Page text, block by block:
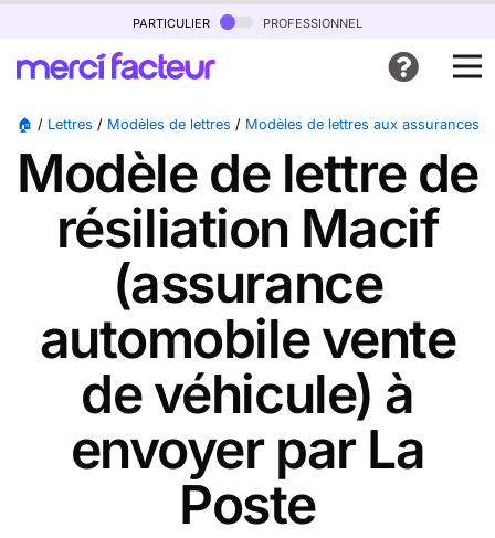
particulier professionnel
🏠 / Lettres / Modèles de lettres / Modèles de lettres aux assurances
Modèle de lettre de
résiliation Macif
(assurance
automobile vente
de véhicule) à
envoyer par La
Poste